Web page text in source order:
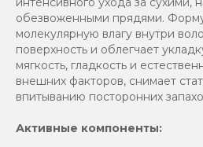
обезвоженными прядями.
молекулярную влагу внутри
поверхность и облегчает
мягкость, гладкость и
внешних факторов, снимает
впитыванию посторонних
Активные компоненты: